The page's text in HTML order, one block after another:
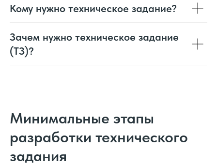
Кому нужно техническое задание?
Зачем нужно техническое задание
(ТЗ)?
Минимальные этапы
разработки технического
задания